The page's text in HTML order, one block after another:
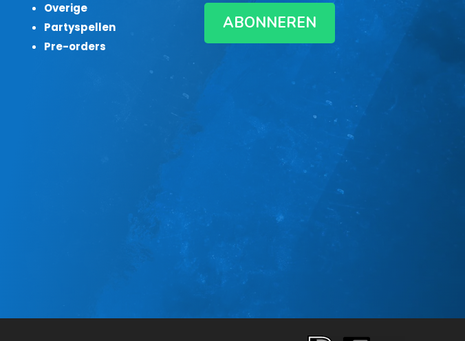
Overige
Partyspellen
Pre-orders
ABONNEREN